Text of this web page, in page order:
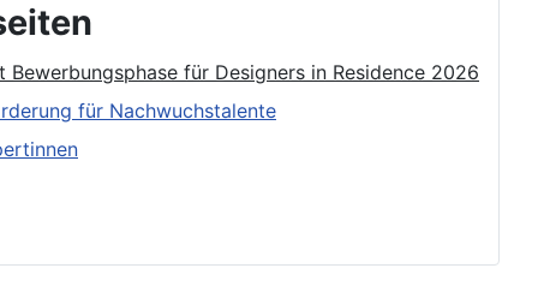
für Designers in Residence 2026
für Nachwuchstalente